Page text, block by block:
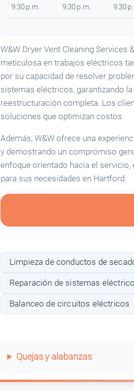
9:30 p.m.
9:30 p.m.
9:30
W&W Dryer Vent Cleaning Services
meticulosa en trabajos eléctricos
por su capacidad de resolver
sistemas eléctricos, garantizando
reestructuración completa. Los
soluciones que optimizan costos.
Además, W&W ofrece una
y demostrando un compromiso
enfoque orientado hacia el
para sus necesidades en Hartford.
Limpieza de conductos de
Reparación de sistemas
Balanceo de circuitos eléctricos
Quejas y alabanzas